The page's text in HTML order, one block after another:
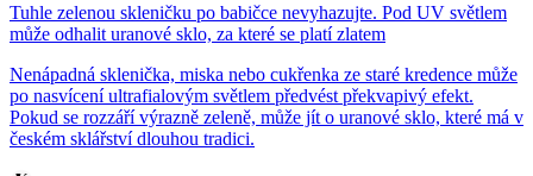
Tuhle zelenou skleničku po babičce nevyhazujte. Pod UV světlem
může odhalit uranové sklo, za které se platí zlatem
Nenápadná sklenička, miska nebo cukřenka ze staré kredence může
po nasvícení ultrafialovým světlem předvést překvapivý efekt.
Pokud se rozzáří výrazně zeleně, může jít o uranové sklo, které má v
českém sklářství dlouhou tradici.